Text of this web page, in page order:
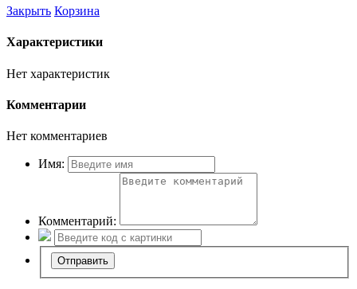
Закрыть Корзина
Характеристики
Нет характеристик
Комментарии
Нет комментариев
Имя:
Комментарий: